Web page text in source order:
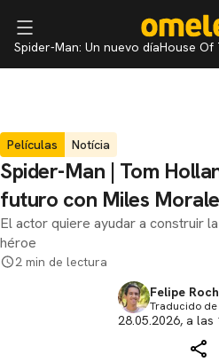
Spider-Man: Un nuevo díaHouse Of
Películas Notícia
Spider-Man | Tom
futuro con Miles
El actor quiere ayudar a construir
héroe
2 min de lectura
Felipe
Traducido de
28.05.2026, a las